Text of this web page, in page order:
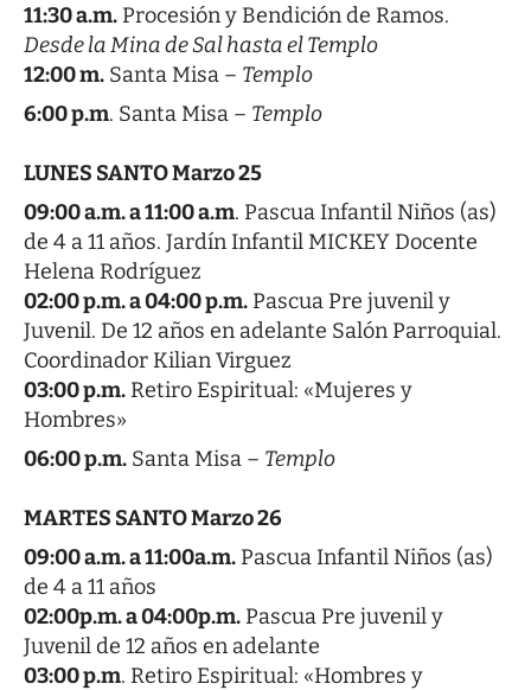
11:30 a.m. Procesión y Bendición de Ramos.
Desde la Mina de Sal hasta el Templo
12:00 m. Santa Misa – Templo
6:00 p.m. Santa Misa – Templo
LUNES SANTO Marzo 25
09:00 a.m. a 11:00 a.m. Pascua Infantil Niños (as)
de 4 a 11 años. Jardín Infantil MICKEY Docente
Helena Rodríguez
02:00 p.m. a 04:00 p.m. Pascua Pre juvenil y
Juvenil. De 12 años en adelante Salón Parroquial.
Coordinador Kilian Virguez
03:00 p.m. Retiro Espiritual: «Mujeres y
Hombres»
06:00 p.m. Santa Misa – Templo
MARTES SANTO Marzo 26
09:00 a.m. a 11:00a.m. Pascua Infantil Niños (as)
de 4 a 11 años
02:00p.m. a 04:00p.m. Pascua Pre juvenil y
Juvenil de 12 años en adelante
03:00 p.m. Retiro Espiritual: «Hombres y